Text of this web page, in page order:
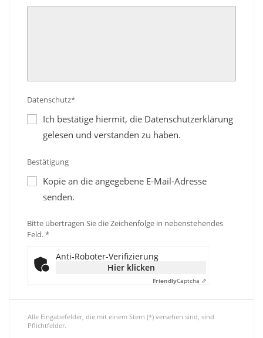
Datenschutz*
Ich bestätige hiermit, die Datenschutzerklärung
gelesen und verstanden zu haben.
Bestätigung
Kopie an die angegebene E-Mail-Adresse
senden.
Bitte übertragen Sie die Zeichenfolge in nebenstehendes
Feld. *
Anti-Roboter-Verifizierung
Hier klicken
FriendlyCaptcha ⇗
Alle Eingabefelder, die mit einem Stern (*) versehen sind, sind
Pflichtfelder.